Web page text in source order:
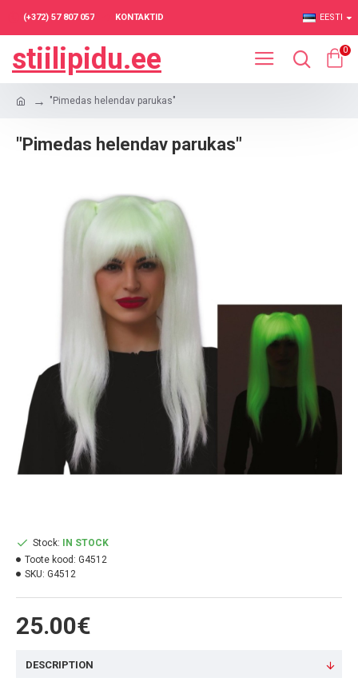
(+372) 57 807 057 KONTAKTID EESTI
stiilipidu.ee 0
"Pimedas helendav parukas"
"Pimedas helendav parukas"
25.00€
Stock:
IN STOCK
Toote kood: G4512
SKU: G4512
DESCRIPTION